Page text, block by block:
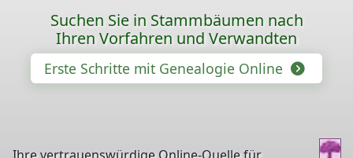
Suchen Sie in Stammbäumen nach
Ihren Vorfahren und Verwandten
Erste Schritte mit Genealogie Online